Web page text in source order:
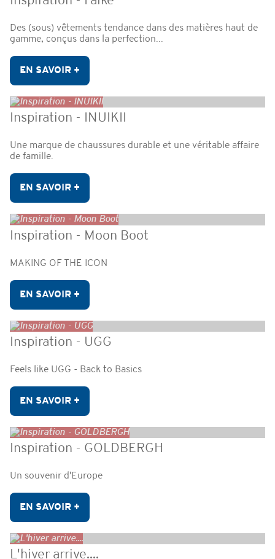
Des (sous) vêtements tendance dans des matières haut de
gamme, conçus dans la perfection...
EN SAVOIR +
Inspiration - INUIKII
Une marque de chaussures durable et une véritable affaire
de famille.
EN SAVOIR +
Inspiration - Moon Boot
MAKING OF THE ICON
EN SAVOIR +
Inspiration - UGG
Feels like UGG - Back to Basics
EN SAVOIR +
Inspiration - GOLDBERGH
Un souvenir d'Europe
EN SAVOIR +
L'hiver arrive....